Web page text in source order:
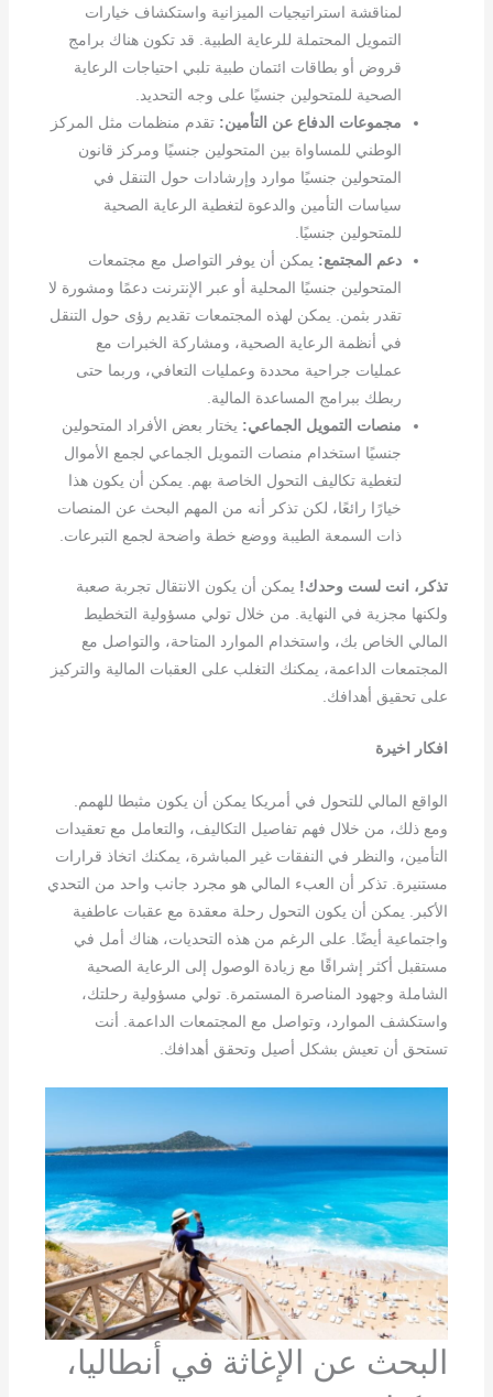
لمناقشة استراتيجيات الميزانية واستكشاف خيارات
التمويل المحتملة للرعاية الطبية. قد تكون هناك برامج
قروض أو بطاقات ائتمان طبية تلبي احتياجات الرعاية
الصحية للمتحولين جنسيًا على وجه التحديد.
مجموعات الدفاع عن التأمين: تقدم منظمات مثل المركز
الوطني للمساواة بين المتحولين جنسيًا ومركز قانون
المتحولين جنسيًا موارد وإرشادات حول التنقل في
سياسات التأمين والدعوة لتغطية الرعاية الصحية
للمتحولين جنسيًا.
دعم المجتمع: يمكن أن يوفر التواصل مع مجتمعات
المتحولين جنسيًا المحلية أو عبر الإنترنت دعمًا ومشورة لا
تقدر بثمن. يمكن لهذه المجتمعات تقديم رؤى حول التنقل
في أنظمة الرعاية الصحية، ومشاركة الخبرات مع
عمليات جراحية محددة وعمليات التعافي، وربما حتى
ربطك ببرامج المساعدة المالية.
منصات التمويل الجماعي: يختار بعض الأفراد المتحولين
جنسيًا استخدام منصات التمويل الجماعي لجمع الأموال
لتغطية تكاليف التحول الخاصة بهم. يمكن أن يكون هذا
خيارًا رائعًا، لكن تذكر أنه من المهم البحث عن المنصات
ذات السمعة الطيبة ووضع خطة واضحة لجمع التبرعات.
تذكر، انت لست وحدك! يمكن أن يكون الانتقال تجربة صعبة
ولكنها مجزية في النهاية. من خلال تولي مسؤولية التخطيط
المالي الخاص بك، واستخدام الموارد المتاحة، والتواصل مع
المجتمعات الداعمة، يمكنك التغلب على العقبات المالية والتركيز
على تحقيق أهدافك.
افكار اخيرة
الواقع المالي للتحول في أمريكا يمكن أن يكون مثبطا للهمم.
ومع ذلك، من خلال فهم تفاصيل التكاليف، والتعامل مع تعقيدات
التأمين، والنظر في النفقات غير المباشرة، يمكنك اتخاذ قرارات
مستنيرة. تذكر أن العبء المالي هو مجرد جانب واحد من التحدي
الأكبر. يمكن أن يكون التحول رحلة معقدة مع عقبات عاطفية
واجتماعية أيضًا. على الرغم من هذه التحديات، هناك أمل في
مستقبل أكثر إشراقًا مع زيادة الوصول إلى الرعاية الصحية
الشاملة وجهود المناصرة المستمرة. تولي مسؤولية رحلتك،
واستكشف الموارد، وتواصل مع المجتمعات الداعمة. أنت
تستحق أن تعيش بشكل أصيل وتحقق أهدافك.
البحث عن الإغاثة في أنطاليا،